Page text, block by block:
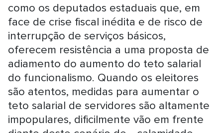
como os deputados estaduais que, em
face de crise fiscal inédita e de risco de
interrupção de serviços básicos,
oferecem resistência a uma proposta de
adiamento do aumento do teto salarial
do funcionalismo. Quando os eleitores
são atentos, medidas para aumentar o
teto salarial de servidores são altamente
impopulares, dificilmente vão em frente